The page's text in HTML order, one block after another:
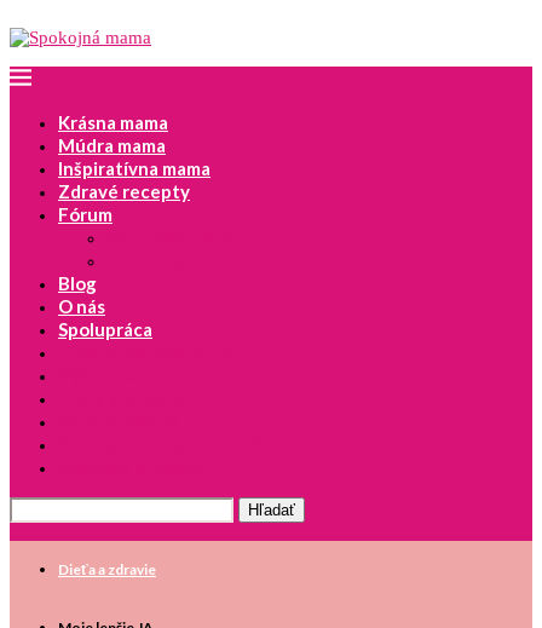
Krásna mama
Múdra mama
Inšpiratívna mama
Zdravé recepty
Fórum
Blog
O nás
Spolupráca
Dieťa a zdravie